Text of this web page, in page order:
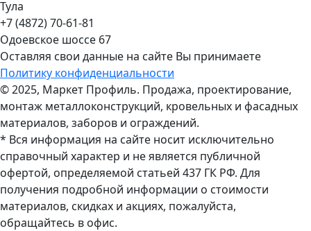
Тула
+7 (4872) 70-61-81
Одоевское шоссе 67
Оставляя свои данные на сайте Вы принимаете
Политику конфиденциальности
© 2025, Маркет Профиль. Продажа, проектирование,
монтаж металлоконструкций, кровельных и фасадных
материалов, заборов и ограждений.
* Вся информация на сайте носит исключительно
справочный характер и не является публичной
офертой, определяемой статьей 437 ГК РФ. Для
получения подробной информации о стоимости
материалов, скидках и акциях, пожалуйста,
обращайтесь в офис.